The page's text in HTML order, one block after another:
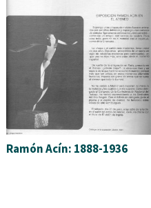
Ramón Acín: 1888-1936